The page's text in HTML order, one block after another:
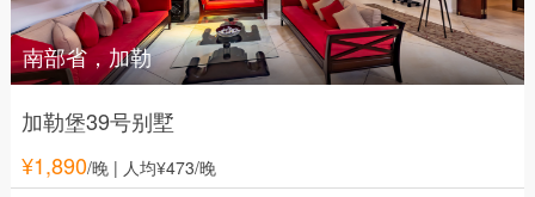
南部省，加勒
加勒堡39号别墅
¥1,890/晚| 人均¥473/晚